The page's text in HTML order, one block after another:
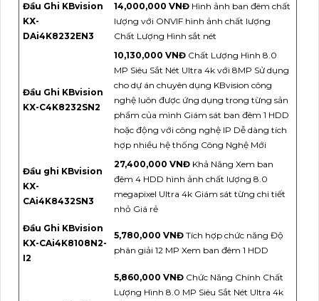
Đầu Ghi KBvision
KX-
DAi4K8232EN3
14,000,000 VNĐ Hình ảnh ban đêm chất
lượng với ONVIF hình ảnh chất lượng
Chất Lượng Hình sắt nét
Đầu Ghi KBvision
KX-C4K8232SN2
10,130,000 VNĐ Chất Lượng Hình 8.0
MP Siêu Sắt Nét Ultra 4k với 8MP Sử dụng
cho dự án chuyên dụng KBvision công
nghệ luôn được ứng dụng trong từng sản
phẩm của mình Giám sát ban đêm 1 HDD
hoặc động với công nghệ IP Dễ dàng tích
hợp nhiều hệ thống Công Nghệ Mới
Đầu ghi KBvision
KX-
CAi4K8432SN3
27,400,000 VNĐ Khả Năng Xem ban
đêm 4 HDD hình ảnh chất lượng 8.0
megapixel Ultra 4k Giám sát từng chi tiết
nhỏ Giá rẻ
Đầu Ghi KBvision
KX-CAi4K8108N2-
I2
5,780,000 VNĐ Tích hợp chức năng Độ
phân giải 12 MP Xem ban đêm 1 HDD
5,860,000 VNĐ Chức Năng Chính Chất
Lượng Hình 8.0 MP Siêu Sắt Nét Ultra 4k